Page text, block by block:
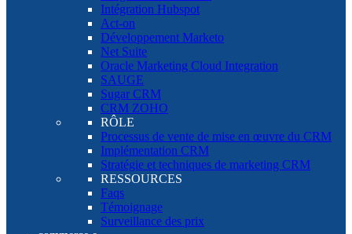
Intégration Hubspot
Act-on
Développement Marketo
Net Suite
Oracle Marketing Cloud Integration
SAUGE
Sugar CRM
CRM ZOHO
RÔLE
Processus de vente de mise en œuvre du CRM
Implémentation CRM
Stratégie et techniques de marketing CRM
RESSOURCES
Faqs
Témoignage
Surveillance des prix